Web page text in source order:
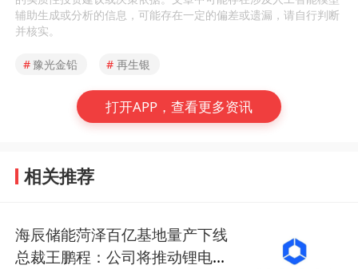
辅助生成或分析的信息，可能存在一定的偏差或遗漏，请自行判断
并核实。
#豫光金铅 # 再生银
打开APP，查看更多资讯
相关推荐
海辰储能菏泽百亿基地量产下线
总裁王鹏程：公司将推动锂电长